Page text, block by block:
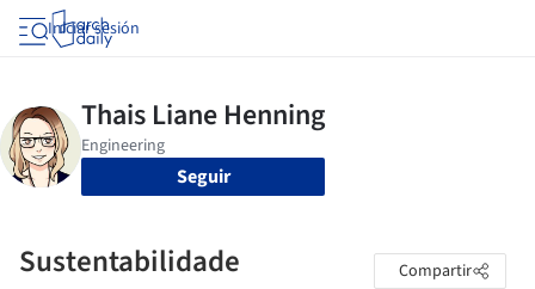
Iniciar sesión
Seguir
Sustentabilidade Compartir